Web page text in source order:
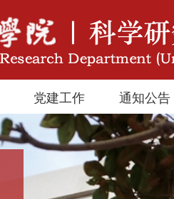
党建工作 通知公告